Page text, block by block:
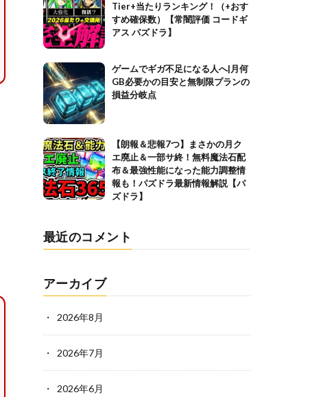
Tier+当たりランキング！（+おす
すめ確保数）【常闇評価 コードギ
アス パズドラ】
ゲームでギガ不足になる人へ|月何
GB必要かの目安と無制限プランの
損益分岐点
【朗報＆悲報7つ】まさかの月ク
エ廃止＆一部サ終！無料魔法石配
布＆最強性能になった能力調整情
報も！パズドラ最新情報解説【パ
ズドラ】
最近のコメント
アーカイブ
2026年8月
2026年7月
2026年6月